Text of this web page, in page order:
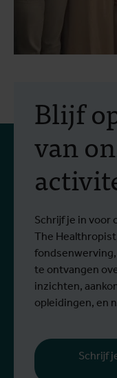
screening
Nijlvirus
Van 6 tot 17 juli
ITG-
Entomologie,
steun van een
voor personeel.
Blijf
van
Schrijf je in voor
The
te ontvangen
inzichten,
opleidingen, en
Schrijf